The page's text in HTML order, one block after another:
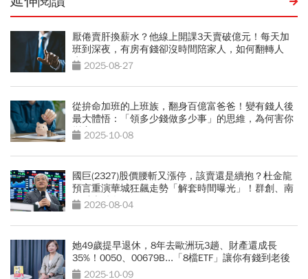
厭倦賣肝換薪水？他線上開課3天賣破億元！每天加
班到深夜，有房有錢卻沒時間陪家人，如何翻轉人
生？2025-08-27
從拚命加班的上班族，翻身百億富爸爸！變有錢人後
最大體悟：「領多少錢做多少事」的思維，為何害你
變窮？
2025-10-08
國巨(2327)股價腰斬又漲停，該賣還是續抱？杜金龍
預言重演華城狂飆走勢「解套時間曝光」！群創、南
亞科也點名
2026-08-04
她49歲提早退休，8年去歐洲玩3趟、財產還成長
35%！0050、00679B...「8檔ETF」讓你有錢到老後
2025-10-09